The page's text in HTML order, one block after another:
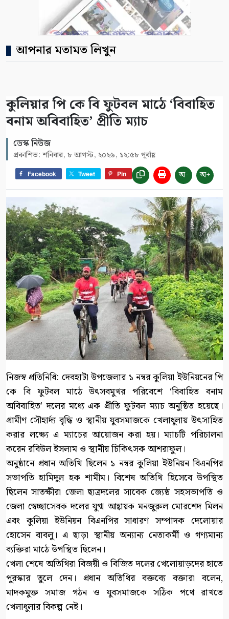
আপনার মতামত লিখুন
কুলিয়ার পি কে বি ফুটবল মাঠে ‘বিবাহিত
বনাম অবিবাহিত’ প্রীতি ম্যাচ
ডেস্ক নিউজ
প্রকাশিত: শনিবার, ৮ আগস্ট, ২০২৬, ১২:৫৮ পূর্বাহ্ণ
Facebook Tweet Pin অ- অ+
নিজস্ব প্রতিনিধি: দেবহাটা উপজেলার ১ নম্বর কুলিয়া ইউনিয়নের পি
কে বি ফুটবল মাঠে উৎসবমুখর পরিবেশে ‘বিবাহিত বনাম
অবিবাহিত’ দলের মধ্যে এক প্রীতি ফুটবল ম্যাচ অনুষ্ঠিত হয়েছে।
গ্রামীণ সৌহার্দ্য বৃদ্ধি ও স্থানীয় যুবসমাজকে খেলাধুলায় উৎসাহিত
করার লক্ষ্যে এ ম্যাচের আয়োজন করা হয়। ম্যাচটি পরিচালনা
করেন রবিউল ইসলাম ও স্থানীয় চিকিৎসক আশরাফুল।
অনুষ্ঠানে প্রধান অতিথি ছিলেন ১ নম্বর কুলিয়া ইউনিয়ন বিএনপির
সভাপতি হামিদুল হক শামীম। বিশেষ অতিথি হিসেবে উপস্থিত
ছিলেন সাতক্ষীরা জেলা ছাত্রদলের সাবেক জ্যেষ্ঠ সহসভাপতি ও
জেলা স্বেচ্ছাসেবক দলের যুগ্ম আহ্বায়ক মনজুরুল মোরশেদ মিলন
এবং কুলিয়া ইউনিয়ন বিএনপির সাধারণ সম্পাদক দেলোয়ার
হোসেন বাবলু। এ ছাড়া স্থানীয় অন্যান্য নেতাকর্মী ও গণ্যমান্য
ব্যক্তিরা মাঠে উপস্থিত ছিলেন।
খেলা শেষে অতিথিরা বিজয়ী ও বিজিত দলের খেলোয়াড়দের হাতে
পুরস্কার তুলে দেন। প্রধান অতিথির বক্তব্যে বক্তারা বলেন,
মাদকমুক্ত সমাজ গঠন ও যুবসমাজকে সঠিক পথে রাখতে
খেলাধুলার বিকল্প নেই।